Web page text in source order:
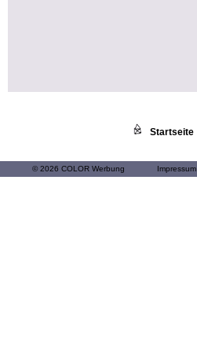
Startseite
© 2026 COLOR Werbung Impressum